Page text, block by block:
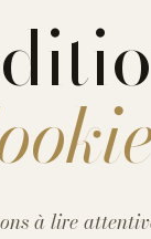
à lire